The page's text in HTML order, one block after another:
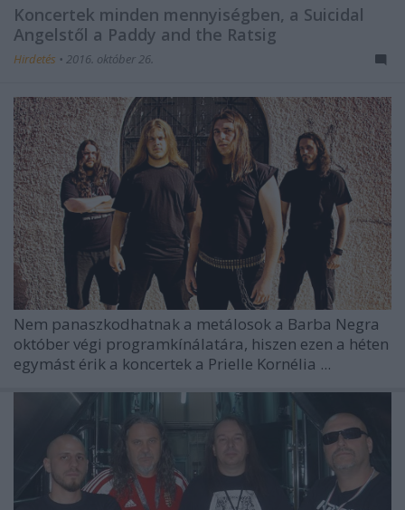
Koncertek minden mennyiségben, a Suicidal
Angelstől a Paddy and the Ratsig
Hirdetés • 2016. október 26.
Nem panaszkodhatnak a metálosok a Barba Negra
október végi programkínálatára, hiszen ezen a héten
egymást érik a koncertek a Prielle Kornélia ...